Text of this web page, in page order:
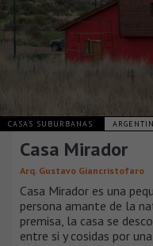
CASAS SUBURBANAS
Casa Mirador
Arq. Gustavo Giancristofaro
Casa Mirador es una
persona amante de la
premisa, la casa se
entre si y cosidas por